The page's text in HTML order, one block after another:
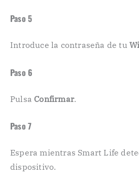
Paso 5
Introduce la contraseña de tu
Paso 6
Pulsa Confirmar.
Paso 7
Espera mientras Smart Life
dispositivo.